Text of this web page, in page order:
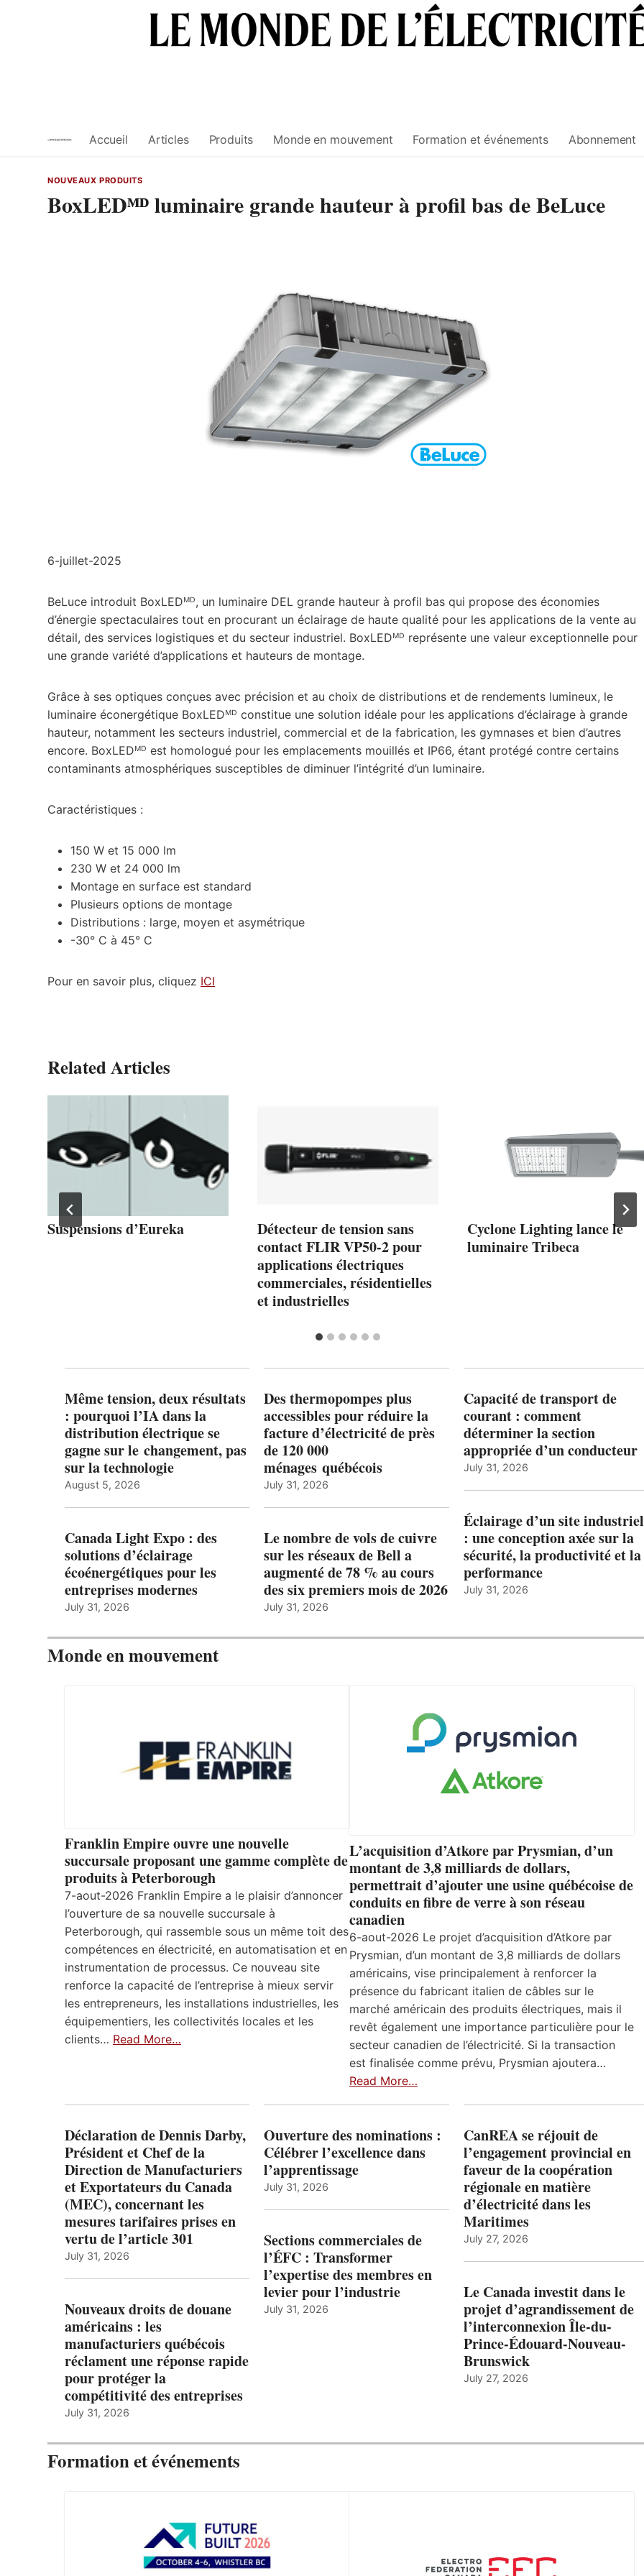
Accueil Articles Produits Monde en mouvement Formation et événements Abonnement
NOUVEAUX PRODUITS
BoxLEDᴹᴰ luminaire grande hauteur à profil bas de BeLuce
6-juillet-2025
BeLuce introduit BoxLEDᴹᴰ, un luminaire DEL grande hauteur à profil bas qui propose des économies
d’énergie spectaculaires tout en procurant un éclairage de haute qualité pour les applications de la vente au
détail, des services logistiques et du secteur industriel. BoxLEDᴹᴰ représente une valeur exceptionnelle pour
une grande variété d’applications et hauteurs de montage.
Grâce à ses optiques conçues avec précision et au choix de distributions et de rendements lumineux, le
luminaire éconergétique BoxLEDᴹᴰ constitue une solution idéale pour les applications d’éclairage à grande
hauteur, notamment les secteurs industriel, commercial et de la fabrication, les gymnases et bien d’autres
encore. BoxLEDᴹᴰ est homologué pour les emplacements mouillés et IP66, étant protégé contre certains
contaminants atmosphériques susceptibles de diminuer l’intégrité d’un luminaire.
Caractéristiques :
150 W et 15 000 lm
230 W et 24 000 lm
Montage en surface est standard
Plusieurs options de montage
Distributions : large, moyen et asymétrique
-30° C à 45° C
Pour en savoir plus, cliquez ICI
Related Articles
Suspensions d’Eureka
Détecteur de tension sans
contact FLIR VP50-2 pour
applications électriques
commerciales, résidentielles
et industrielles
Cyclone Lighting lance le
luminaire Tribeca
Même tension, deux résultats
: pourquoi l’IA dans la
distribution électrique se
gagne sur le changement, pas
sur la technologie
August 5, 2026
Canada Light Expo : des
solutions d’éclairage
écoénergétiques pour les
entreprises modernes
July 31, 2026
Des thermopompes plus
accessibles pour réduire la
facture d’électricité de près
de 120 000
ménages québécois
July 31, 2026
Le nombre de vols de cuivre
sur les réseaux de Bell a
augmenté de 78 % au cours
des six premiers mois de 2026
July 31, 2026
Capacité de transport de
courant : comment
déterminer la section
appropriée d’un conducteur
July 31, 2026
Éclairage d’un site industriel
: une conception axée sur la
sécurité, la productivité et la
performance
July 31, 2026
Monde en mouvement
Franklin Empire ouvre une nouvelle
succursale proposant une gamme complète de
produits à Peterborough
7-aout-2026 Franklin Empire a le plaisir d’annoncer
l’ouverture de sa nouvelle succursale à
Peterborough, qui rassemble sous un même toit des
compétences en électricité, en automatisation et en
instrumentation de processus. Ce nouveau site
renforce la capacité de l’entreprise à mieux servir
les entrepreneurs, les installations industrielles, les
équipementiers, les collectivités locales et les
clients… Read More…
L’acquisition d’Atkore par Prysmian, d’un
montant de 3,8 milliards de dollars,
permettrait d’ajouter une usine québécoise de
conduits en fibre de verre à son réseau
canadien
6-aout-2026 Le projet d’acquisition d’Atkore par
Prysmian, d’un montant de 3,8 milliards de dollars
américains, vise principalement à renforcer la
présence du fabricant italien de câbles sur le
marché américain des produits électriques, mais il
revêt également une importance particulière pour le
secteur canadien de l’électricité. Si la transaction
est finalisée comme prévu, Prysmian ajoutera…
Read More…
Déclaration de Dennis Darby,
Président et Chef de la
Direction de Manufacturiers
et Exportateurs du Canada
(MEC), concernant les
mesures tarifaires prises en
vertu de l’article 301
July 31, 2026
Nouveaux droits de douane
américains : les
manufacturiers québécois
réclament une réponse rapide
pour protéger la
compétitivité des entreprises
July 31, 2026
Ouverture des nominations :
Célébrer l’excellence dans
l’apprentissage
July 31, 2026
Sections commerciales de
l’ÉFC : Transformer
l’expertise des membres en
levier pour l’industrie
July 31, 2026
CanREA se réjouit de
l’engagement provincial en
faveur de la coopération
régionale en matière
d’électricité dans les
Maritimes
July 27, 2026
Le Canada investit dans le
projet d’agrandissement de
l’interconnexion Île-du-
Prince-Édouard-Nouveau-
Brunswick
July 27, 2026
Formation et événements